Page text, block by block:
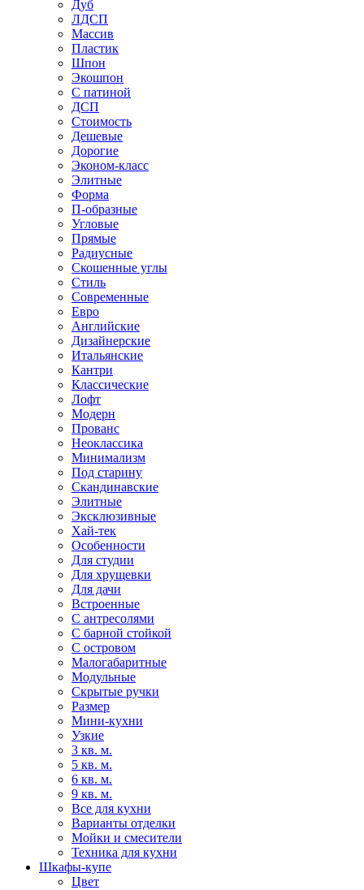
Дуб
ЛДСП
Массив
Пластик
Шпон
Экошпон
С патиной
ДСП
Стоимость
Дешевые
Дорогие
Эконом-класс
Элитные
Форма
П-образные
Угловые
Прямые
Радиусные
Скошенные углы
Стиль
Современные
Евро
Английские
Дизайнерские
Итальянские
Кантри
Классические
Лофт
Модерн
Прованс
Неоклассика
Минимализм
Под старину
Скандинавские
Элитные
Эксклюзивные
Хай-тек
Особенности
Для студии
Для хрущевки
Для дачи
Встроенные
С антресолями
С барной стойкой
С островом
Малогабаритные
Модульные
Скрытые ручки
Размер
Мини-кухни
Узкие
3 кв. м.
5 кв. м.
6 кв. м.
9 кв. м.
Все для кухни
Варианты отделки
Мойки и смесители
Техника для кухни
Шкафы-купе
Цвет